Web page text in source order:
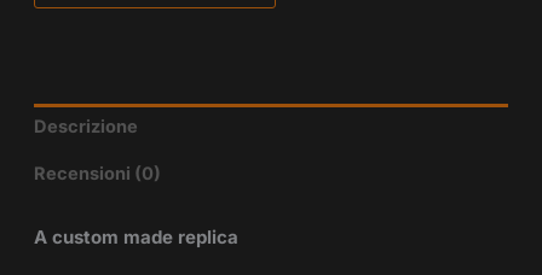
Descrizione
Recensioni (0)
A custom made replica